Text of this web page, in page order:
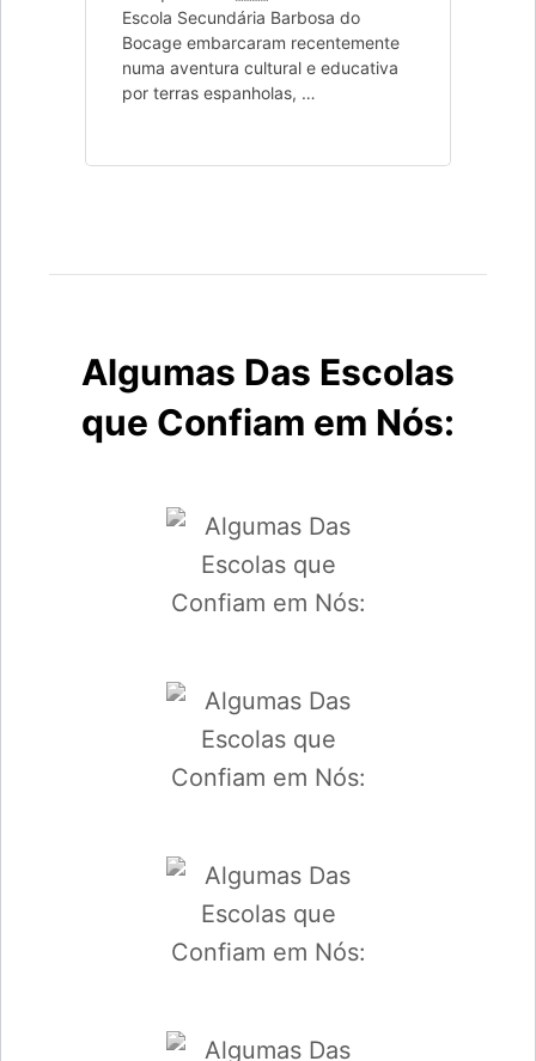
Escola Secundária Barbosa do
Bocage embarcaram recentemente
numa aventura cultural e educativa
por terras espanholas, …
Algumas Das Escolas
que Confiam em Nós: